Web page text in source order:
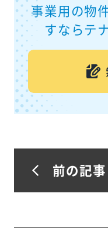
事業用の物
すならテ
前の記事